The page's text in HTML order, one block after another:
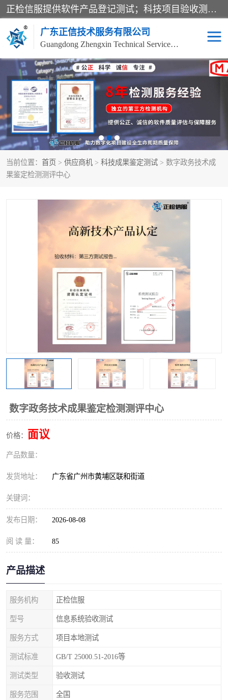
正检信服提供软件产品登记测试；科技项目验收测试；产品确认测试；功能测试；性能测试；安全测试；代码审计测试；漏洞扫描测试；渗透测试；风险评估测试；信息安全等级保护测评；双软认定；实验室建设质量体系建设；软件着作权、软件评测等服务。
广东正信技术服务有限公司
Guangdong Zhengxin Technical Service Co., Ltd
当前位置： 首页 > 供应商机 > 科技成果鉴定测试 > 数字政务技术成
果鉴定检测测评中心
数字政务技术成果鉴定检测测评中心
价格： 面议
产品数量：
发货地址： 广东省广州市黄埔区联和街道
关键词：
发布日期： 2026-08-08
阅 读 量： 85
产品描述
服务机构 正检信服
型号 信息系统验收测试
服务方式 项目本地测试
测试标准 GB/T 25000.51-2016等
测试类型 验收测试
服务范围 全国
电子政务验收测评 数字信息化验收测评
应用软件系统测试 信息系统漏洞扫描
科技成果鉴定测试 软件产品登记测试
信息安全风险评估 系统性能效率测试